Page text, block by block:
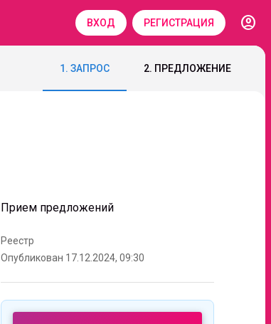
ВХОД РЕГИСТРАЦИЯ
account_circle
1. ЗАПРОС 2. ПРЕДЛОЖЕНИЕ
Прием предложений
Реестр
Опубликован 17.12.2024, 09:30